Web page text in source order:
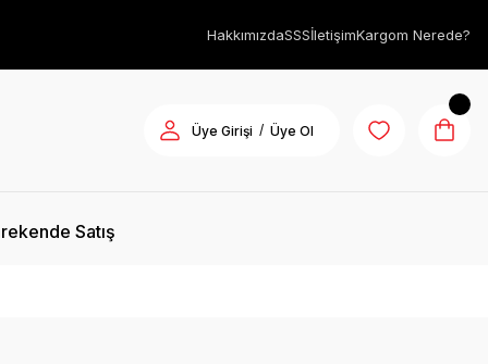
HakkımızdaSSSİletişimKargom Nerede?
Üye Girişi / Üye Ol
Satış